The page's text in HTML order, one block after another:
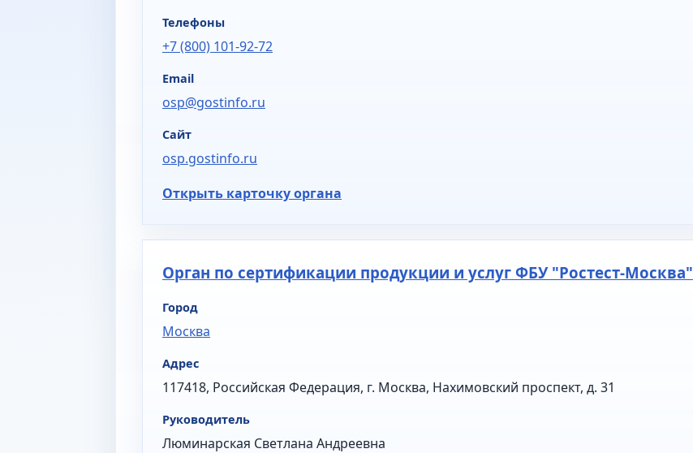
Телефоны
+7 (800) 101-92-72
Email
osp@gostinfo.ru
Сайт
osp.gostinfo.ru
Открыть карточку органа
Орган по сертификации продукции и услуг ФБУ "Ростест-Москва"
Город
Москва
Адрес
117418, Российская Федерация, г. Москва, Нахимовский проспект, д. 31
Руководитель
Люминарская Светлана Андреевна